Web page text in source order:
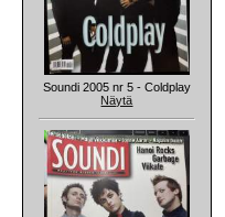
Soundi 2005 nr 5 - Coldplay
Näytä